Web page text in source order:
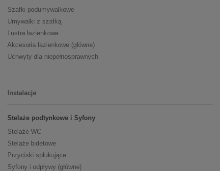
Szafki podumywalkowe
Umywalki z szafką
Lustra łazienkowe
Akcesoria łazienkowe (główne)
Uchwyty dla niepełnosprawnych
Instalacje
Stelaże podtynkowe i Syfony
Stelaże WC
Stelaże bidetowe
Przyciski spłukujące
Syfony i odpływy (główne)